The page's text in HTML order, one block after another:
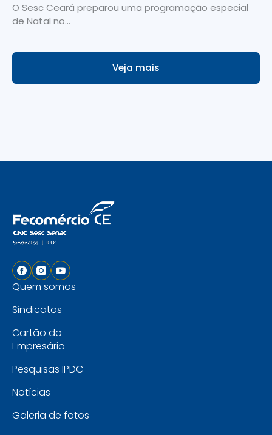
O Sesc Ceará preparou uma programação especial
de Natal no...
Veja mais
Quem somos
Sindicatos
Cartão do
Empresário
Pesquisas IPDC
Notícias
Galeria de fotos